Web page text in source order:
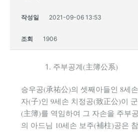
작성일 2021-09-06 13:53
조회 1906
주부공계(主簿公系)
승우공(承祐公)의 셋째아들인 8세
자(子)인 9세손 치정공(致正公)이
(主簿)를 역임하여 그 자손을 주부
의 아드님 10세손 보주(補柱)공은